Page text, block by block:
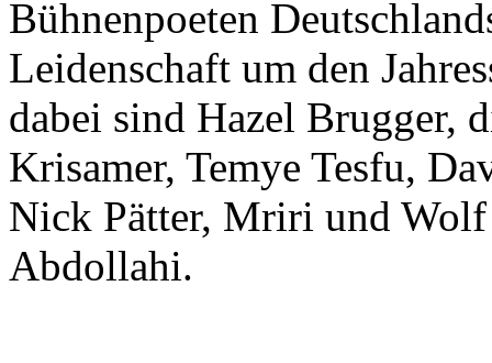
Bühnenpoeten
Leidenschaft um den
dabei sind Hazel
Krisamer, Temye Tesfu,
Nick Pätter, Mriri und
Abdollahi.